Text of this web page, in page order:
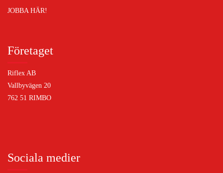
JOBBA HÄR!
Företaget
Riflex AB
Vallbyvägen 20
762 51 RIMBO
Sociala medier